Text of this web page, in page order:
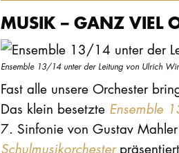
MUSIK – GANZ VIEL
Ensemble 13/14 unter der Leitung von Ulrich
Fast alle unsere Orchester
Das klein besetzte Ensemble
7. Sinfonie von Gustav
Schulmusikorchester